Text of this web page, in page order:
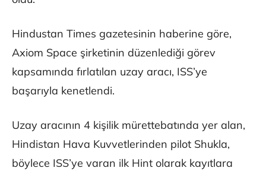
Hindustan Times gazetesinin haberine göre,
Axiom Space şirketinin düzenlediği görev
kapsamında fırlatılan uzay aracı, ISS’ye
başarıyla kenetlendi.
Uzay aracının 4 kişilik mürettebatında yer alan,
Hindistan Hava Kuvvetlerinden pilot Shukla,
böylece ISS’ye varan ilk Hint olarak kayıtlara